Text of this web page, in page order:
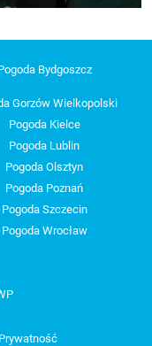
Bydgoszcz
Gorzów Wielkopolski
Pogoda Kielce
Pogoda Lublin
Pogoda Olsztyn
Pogoda Poznań
Pogoda Szczecin
Pogoda Wrocław
Prywatność